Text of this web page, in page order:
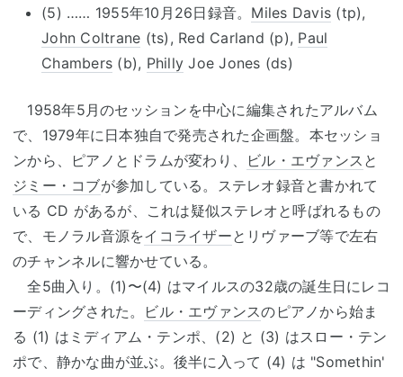
(5) …… 1955年10月26日録音。 Miles Davis (tp),
John Coltrane (ts), Red Carland (p), Paul
Chambers (b), Philly Joe Jones (ds)
1958年5月のセッションを中心に編集されたアルバム
で、1979年に日本独自で発売された企画盤。本セッショ
ンから、ピアノとドラムが変わり、
ビル・エヴァンス と
ジミー・コブが参加している。ステレオ録音と書かれて
いる CD があるが、これは疑似ステレオと呼ばれるもの
で、モノラル音源をイコライザーとリヴァーブ等で左右
のチャンネルに響かせている。
全5曲入り。(1)〜(4) はマイルスの32歳の誕生日にレコ
ーディングされた。
ビル・エヴァンスのピアノから始ま
る (1) はミディアム・テンポ、(2) と (3) はスロー・テン
ポで、静かな曲が並ぶ。後半に入って (4) は "Somethin'